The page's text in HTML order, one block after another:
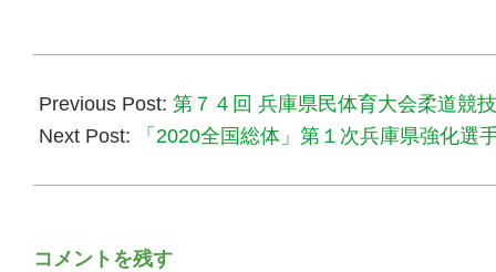
07-
25
Previous Post: 第７４回 兵庫県民体育大会柔道競
Next Post:
「2020全国総体」第１次兵庫県強化選
コメントを残す